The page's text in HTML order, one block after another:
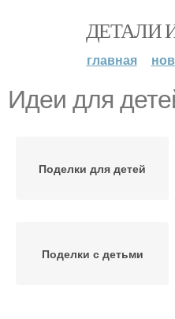
ДЕТАЛИ
главная
Идеи для
Поделки для детей
Поделки с детьми